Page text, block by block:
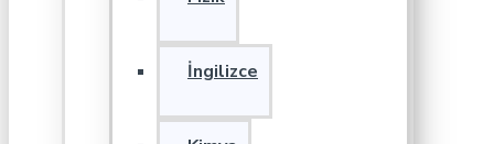
İngilizce